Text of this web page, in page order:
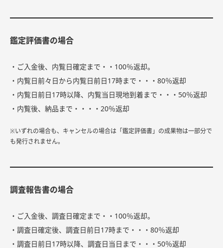
鑑定評価書の場合
・ご入金後、内覧日確定まで・・100％返却。
・内覧日前々日から内覧日前日17時まで・・・80％返却
・内覧日前日17時以降、内覧当日現地到着まで・・・50％返却
・内覧後、納品まで・・・・20％返却
※いずれの場合も、キャンセルの場合は「鑑定評価書」の成果物は一部分で
も発行されません。
調査報告書の場合
・ご入金後、調査日確定まで・・100％返却。
・調査日確定後、調査日前日17時まで・・・80％返却
・調査日前日17時以降、調査日当日まで・・・50％返却